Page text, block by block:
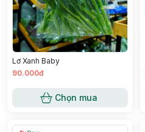
Lơ Xanh Baby
90.000đ
Chọn mua